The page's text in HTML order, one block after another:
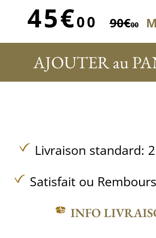
45€00 90€00
AJOUTER au
Livraison standard:
Satisfait ou
INFO